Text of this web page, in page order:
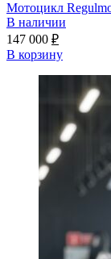
Мотоцикл
В наличии
147 000 ₽
В корзину